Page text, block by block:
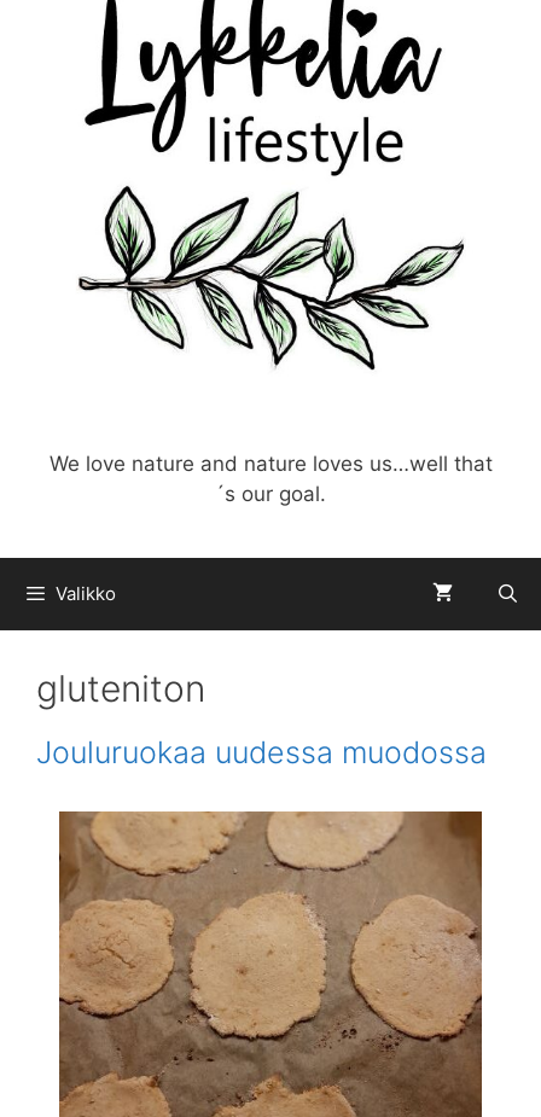
We love nature and nature loves us…well that
´s our goal.
Valikko
gluteniton
Jouluruokaa uudessa muodossa